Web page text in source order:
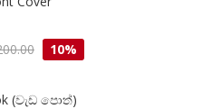
10%
(වැඩ පොත්)